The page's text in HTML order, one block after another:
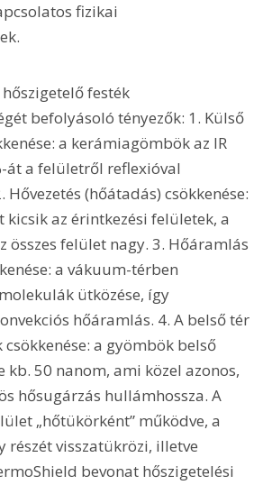
fizikai
festék
befolyásoló tényezők: 1. Külső
a kerámiagömbök az IR
át a felületről reflexióval
Hővezetés (hőátadás) csökkenése:
az érintkezési felületek, a
összes felület nagy. 3. Hőáramlás
a vákuum-térben
ütközése, így
hőáramlás. 4. A belső tér
a gyömbök belső
kb. 50 nanom, ami közel azonos,
hősugárzás hullámhossza. A
„hőtükörként” működve, a
részét visszatükrözi, illetve
bevonat hőszigetelési